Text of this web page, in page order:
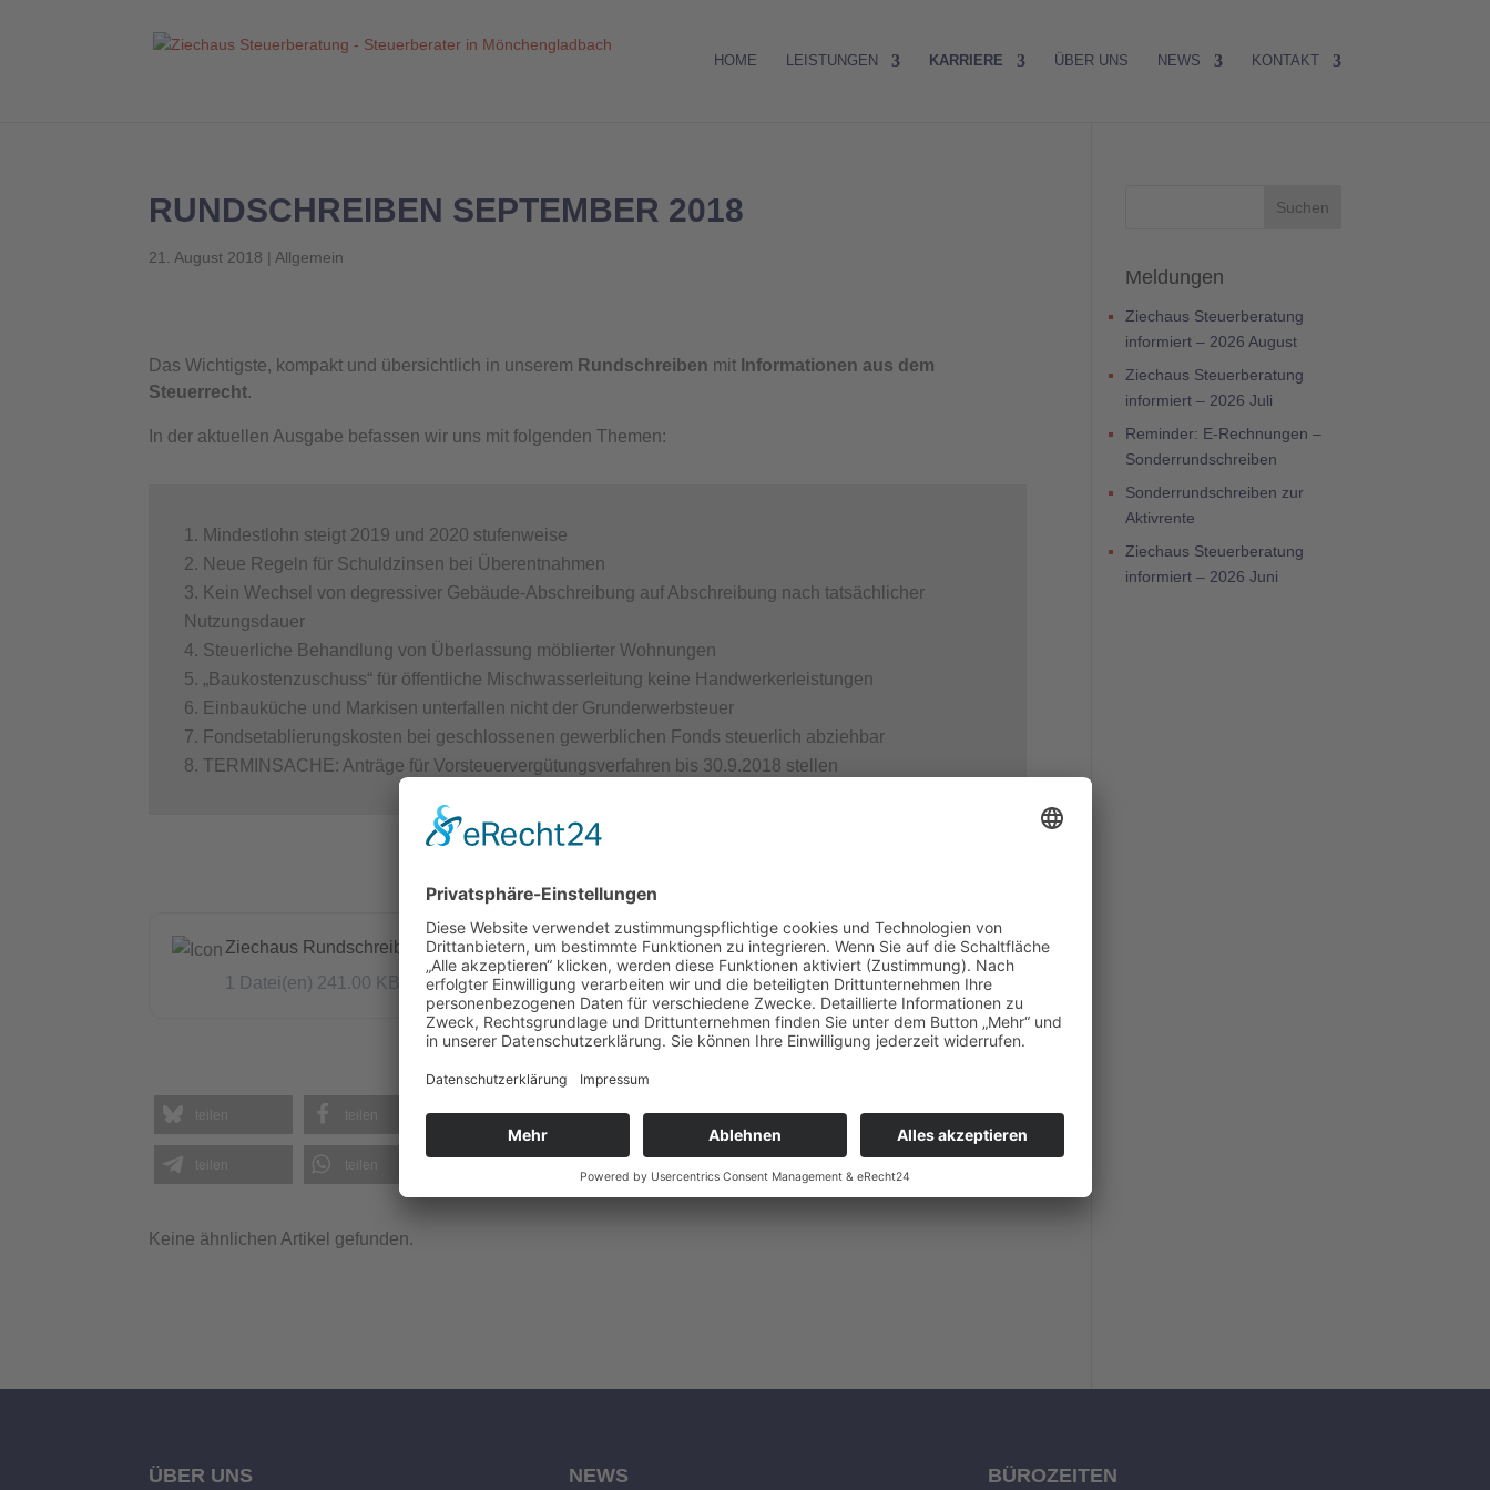
HOME LEISTUNGEN KARRIERE ÜBER UNS NEWS KONTAKT
RUNDSCHREIBEN SEPTEMBER 2018
21. August 2018 | Allgemein
Das Wichtigste, kompakt und übersichtlich in unserem Rundschreiben mit Informationen aus dem
Steuerrecht.
In der aktuellen Ausgabe befassen wir uns mit folgenden Themen:
Mindestlohn steigt 2019 und 2020 stufenweise
Neue Regeln für Schuldzinsen bei Überentnahmen
Kein Wechsel von degressiver Gebäude-Abschreibung auf Abschreibung nach tatsächlicher
Nutzungsdauer
Steuerliche Behandlung von Überlassung möblierter Wohnungen
„Baukostenzuschuss“ für öffentliche Mischwasserleitung keine Handwerkerleistungen
Einbauküche und Markisen unterfallen nicht der Grunderwerbsteuer
Fondsetablierungskosten bei geschlossenen gewerblichen Fonds steuerlich abziehbar
TERMINSACHE: Anträge für Vorsteuervergütungsverfahren bis 30.9.2018 stellen
Ziechaus Rundschreiben September 2018
1 Datei(en) 241.00 KB
Download
teilen teilen merken
Keine ähnlichen Artikel gefunden.
Meldungen
Ziechaus Steuerberatung
informiert – 2026 August
Ziechaus Steuerberatung
informiert – 2026 Juli
Reminder: E-Rechnungen –
Sonderrundschreiben
Sonderrundschreiben zur
Aktivrente
Ziechaus Steuerberatung
informiert – 2026 Juni
ÜBER UNS NEWS BÜROZEITEN